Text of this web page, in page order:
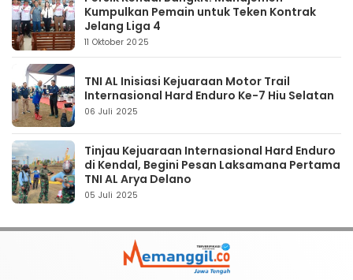
Kumpulkan Pemain untuk Teken Kontrak
Jelang Liga 4
11 Oktober 2025
TNI AL Inisiasi Kejuaraan Motor Trail
Internasional Hard Enduro Ke-7 Hiu Selatan
06 Juli 2025
Tinjau Kejuaraan Internasional Hard Enduro
di Kendal, Begini Pesan Laksamana Pertama
TNI AL Arya Delano
05 Juli 2025